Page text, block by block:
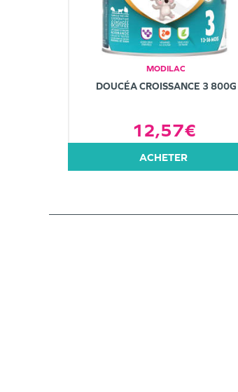
MODILAC
DOUCÉA CROISSANCE 3 800G
12,57€
ACHETER